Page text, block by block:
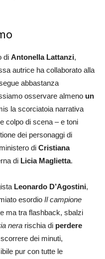
di Antonella Lattanzi,
autrice ha collaborato alla
abbastanza
osservare almeno un
la scorciatoia narrativa
colpo di scena – e toni
dei personaggi di
di Cristiana
di Licia Maglietta.
Leonardo D’Agostini,
esordio Il campione
ma tra flashback, sbalzi
nera rischia di perdere
dei minuti,
pur con tutte le